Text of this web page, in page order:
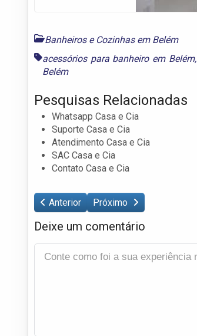
Banheiros e Cozinhas em Belém
acessórios para banheiro em Belém,
Belém
Pesquisas Relacionadas
Whatsapp Casa e Cia
Suporte Casa e Cia
Atendimento Casa e Cia
SAC Casa e Cia
Contato Casa e Cia
Anterior Próximo
Deixe um comentário